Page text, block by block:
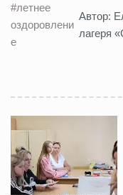
#летнее
оздоровлени
е
Автор:
лагеря